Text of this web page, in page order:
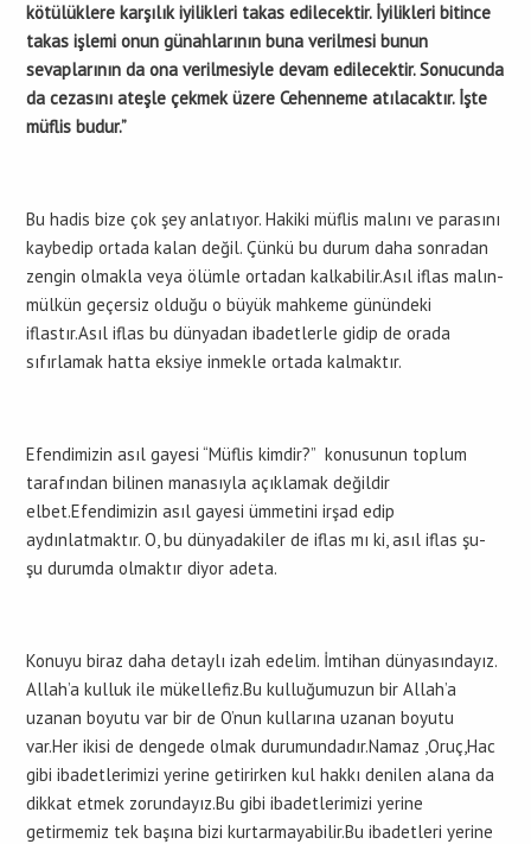
kötülüklere karşılık iyilikleri takas edilecektir. İyilikleri bitince
takas işlemi onun günahlarının buna verilmesi bunun
sevaplarının da ona verilmesiyle devam edilecektir. Sonucunda
da cezasını ateşle çekmek üzere Cehenneme atılacaktır. İşte
müflis budur.”
Bu hadis bize çok şey anlatıyor. Hakiki müflis malını ve parasını
kaybedip ortada kalan değil. Çünkü bu durum daha sonradan
zengin olmakla veya ölümle ortadan kalkabilir.Asıl iflas malın-
mülkün geçersiz olduğu o büyük mahkeme günündeki
iflastır.Asıl iflas bu dünyadan ibadetlerle gidip de orada
sıfırlamak hatta eksiye inmekle ortada kalmaktır.
Efendimizin asıl gayesi “Müflis kimdir?” konusunun toplum
tarafından bilinen manasıyla açıklamak değildir
elbet.Efendimizin asıl gayesi ümmetini irşad edip
aydınlatmaktır. O, bu dünyadakiler de iflas mı ki, asıl iflas şu-
şu durumda olmaktır diyor adeta.
Konuyu biraz daha detaylı izah edelim. İmtihan dünyasındayız.
Allah’a kulluk ile mükellefiz.Bu kulluğumuzun bir Allah’a
uzanan boyutu var bir de O’nun kullarına uzanan boyutu
var.Her ikisi de dengede olmak durumundadır.Namaz ,Oruç,Hac
gibi ibadetlerimizi yerine getirirken kul hakkı denilen alana da
dikkat etmek zorundayız.Bu gibi ibadetlerimizi yerine
getirmemiz tek başına bizi kurtarmayabilir.Bu ibadetleri yerine